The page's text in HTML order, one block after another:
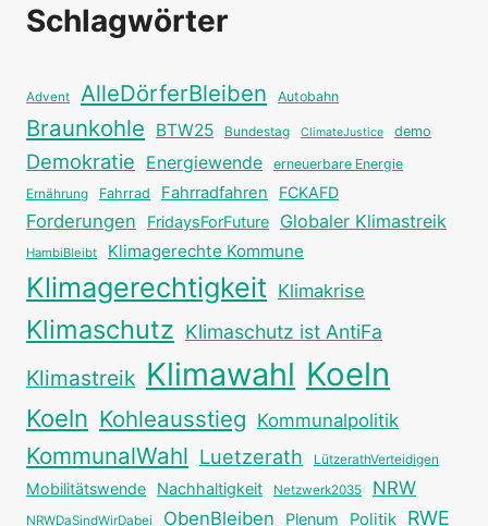
Schlagwörter
Advent AlleDörferBleiben Autobahn
Braunkohle BTW25 Bundestag ClimateJustice demo
Demokratie Energiewende erneuerbare Energie
Ernährung Fahrrad Fahrradfahren FCKAFD
Forderungen FridaysForFuture Globaler Klimastreik
HambiBleibt Klimagerechte Kommune
Klimagerechtigkeit Klimakrise
Klimaschutz Klimaschutz ist AntiFa
Klimastreik Klimawahl Koeln
Koeln Kohleausstieg Kommunalpolitik
KommunalWahl Luetzerath LützerathVerteidigen
Mobilitätswende Nachhaltigkeit Netzwerk2035 NRW
NRWDaSindWirDabei ObenBleiben Plenum Politik RWE